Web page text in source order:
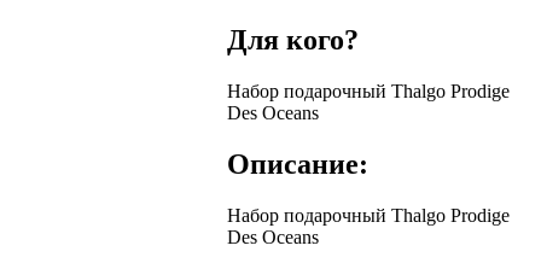
Для кого?
Набор подарочный Thalgo Prodige
Des Oceans
Описание:
Набор подарочный Thalgo Prodige
Des Oceans